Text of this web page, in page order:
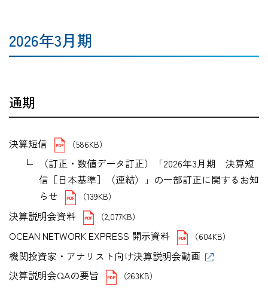
2026年3月期
通期
決算短信 （586KB）
（訂正・数値データ訂正）「2026年3月期 決算短
信［日本基準］（連結）」の一部訂正に関するお知
らせ
（139KB）
決算説明会資料 （2,077KB）
OCEAN NETWORK EXPRESS 開示資料 （604KB）
機関投資家・アナリスト向け決算説明会動画
決算説明会QAの要旨
（263KB）